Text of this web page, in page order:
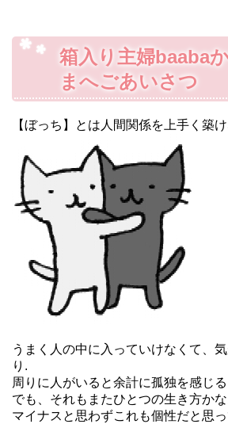
箱入り主婦baaba
まへごあいさつ
【ぼっち】とは人間関係を上手く築
うまく人の中に入っていけなくて、
り.
周りに人がいると余計に孤独を感じる
でも、それもまたひとつの生き方かな
マイナスと思わずこれも個性だと思っ